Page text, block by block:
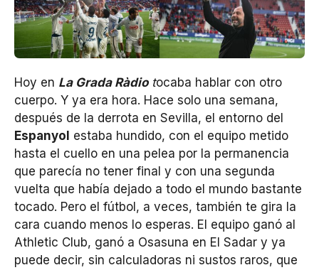
Hoy en La Grada Ràdiotocaba hablar con otro
cuerpo. Y ya era hora. Hace solo una semana,
después de la derrota en Sevilla, el entorno del
Espanyol estaba hundido, con el equipo metido
hasta el cuello en una pelea por la permanencia
que parecía no tener final y con una segunda
vuelta que había dejado a todo el mundo bastante
tocado. Pero el fútbol, a veces, también te gira la
cara cuando menos lo esperas. El equipo ganó al
Athletic Club, ganó a Osasuna en El Sadar y ya
puede decir, sin calculadoras ni sustos raros, que